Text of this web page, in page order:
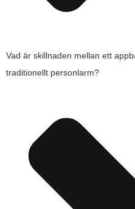
Vad är skillnaden mellan ett
traditionellt personlarm?